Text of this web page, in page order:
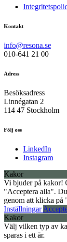
Kontakt
info@resona.se
010-641 21 00
Adress
Besöksadress
Linnégatan 2
114 47 Stockholm
Följ oss
LinkedIn
Instagram
Kakor
Vi bjuder på kakor!
"Acceptera alla".
genom att klicka på
Inställningar
Kakor
Välj vilken typ av
sparas i ett år.